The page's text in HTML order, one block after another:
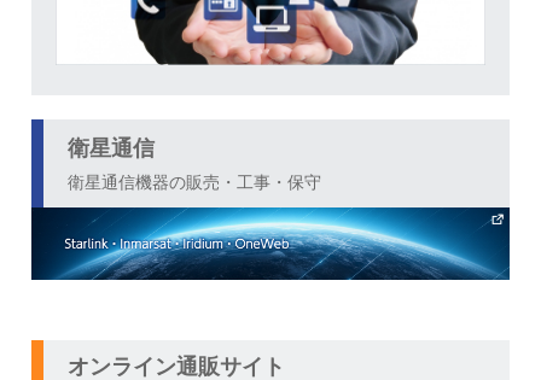
衛星通信
衛星通信機器の販売・工事・保守
オンライン通販サイト